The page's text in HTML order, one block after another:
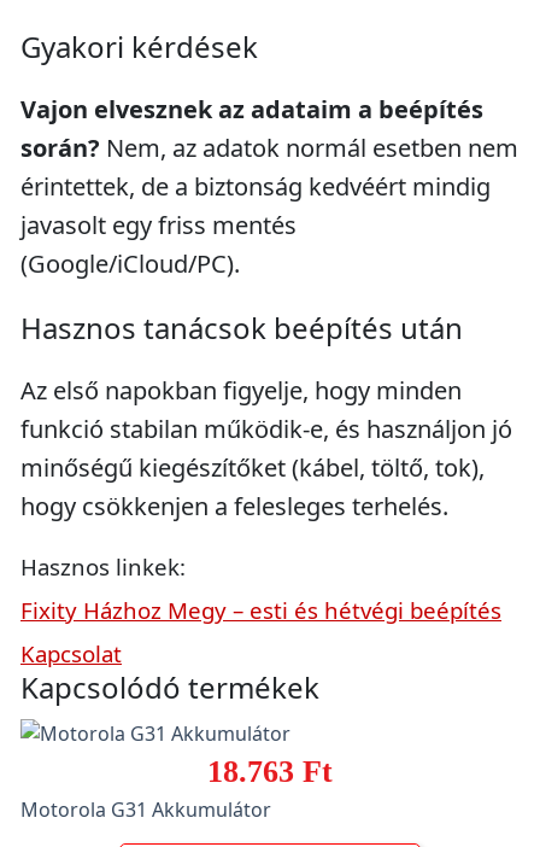
Gyakori kérdések
Vajon elvesznek az adataim a beépítés
során? Nem, az adatok normál esetben nem
érintettek, de a biztonság kedvéért mindig
javasolt egy friss mentés
(Google/iCloud/PC).
Hasznos tanácsok beépítés után
Az első napokban figyelje, hogy minden
funkció stabilan működik-e, és használjon jó
minőségű kiegészítőket (kábel, töltő, tok),
hogy csökkenjen a felesleges terhelés.
Hasznos linkek:
Fixity Házhoz Megy – esti és hétvégi beépítés
Kapcsolat
Kapcsolódó termékek
18.763 Ft
Motorola G31 Akkumulátor